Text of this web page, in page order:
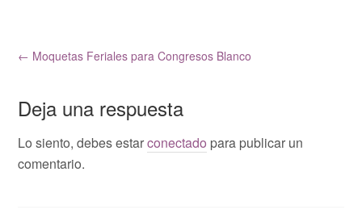
← Moquetas Feriales para Congresos Blanco
Deja una respuesta
Lo siento, debes estarconectado para publicar un
comentario.